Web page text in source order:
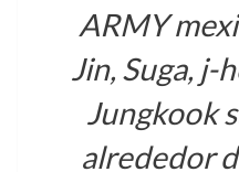
ARMY
Jin, Suga, j-
Jungkook
alrededor